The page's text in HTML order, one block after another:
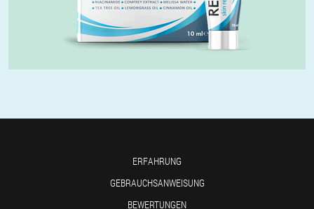
ERFAHRUNG
GEBRAUCHSANWEISUNG
BEWERTUNGEN